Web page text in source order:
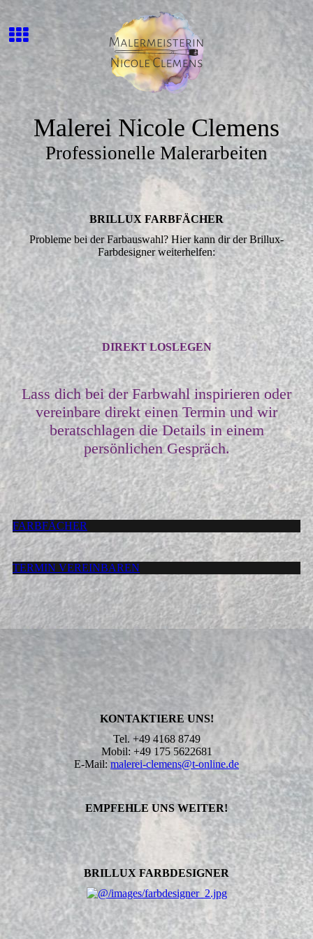
Malerei Nicole Clemens
Professionelle Malerarbeiten
BRILLUX FARB­FÄCHER
Probleme bei der Farbauswahl? Hier kann dir der Brillux-
Farbdesigner weiterhelfen:
DIREKT LOSLEGEN
Lass dich bei der Farbwahl inspirieren oder
vereinbare direkt einen Termin und wir
beratschlagen die Details in einem
persönlichen Gespräch.
FARBFÄCHER
TERMIN VEREINBAREN
KONTAKTIERE UNS!
Tel. +49 4168 8749
Mobil: +49 175 5622681
E-Mail:malerei-clemens@t-online.de
EMPFEHLE UNS WEITER!
BRILLUX FARBDESIGNER